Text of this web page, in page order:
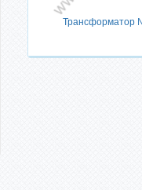
Трансформатор